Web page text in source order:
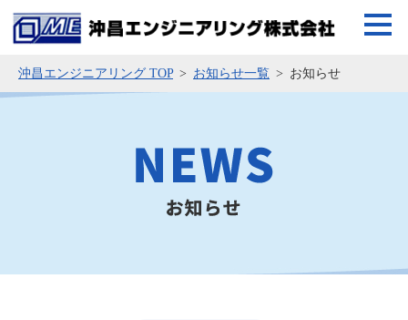
沖昌エンジニアリング TOP お知らせ一覧 お知らせ